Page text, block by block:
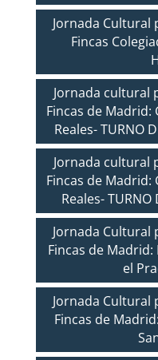
Jornada
Fincas
Jornada cultural
Fincas de Madrid:
Reales- TURNO
Jornada cultural
Fincas de Madrid:
Reales- TURNO
Jornada
Fincas de
el
Jornada
Fincas de